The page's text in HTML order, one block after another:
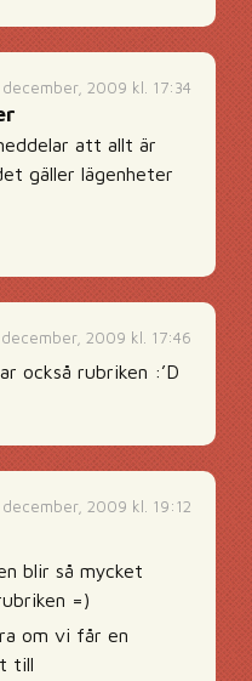
december, 2009 kl. 17:34
att allt är
gäller lägenheter
december, 2009 kl. 17:46
också rubriken :’D
december, 2009 kl. 19:12
blir så mycket
=)
om vi får en
till